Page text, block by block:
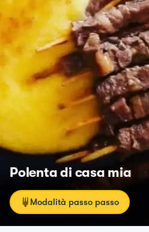
Polenta di casa mia
Modalità passo passo